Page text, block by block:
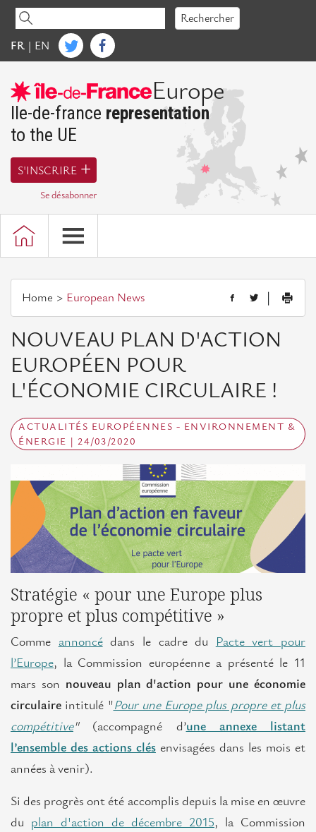
Accéder
contenu
Rechercher
FR | EN
Europe
Ile-de-france representation
to the UE
S'INSCRIRE
Se désabonner
Home European News
NOUVEAU PLAN D'ACTION
EUROPÉEN POUR
L'ÉCONOMIE CIRCULAIRE !
ACTUALITÉS EUROPÉENNES - ENVIRONNEMENT &
ÉNERGIE | 24/03/2020
Stratégie « pour une Europe plus
propre et plus compétitive »
Comme annoncédans le cadre du
Pacte vert pour
l’Europe, la Commission européenne a présenté le 11
mars son nouveau plan d'action pour une économie
circulaire intitulé "Pour une Europe plus propre et plus
compétitive" (accompagné d’une annexe listant
l’ensemble des actions clés envisagées dans les mois et
années à venir).
Si des progrès ont été accomplis depuis la mise en œuvre
du plan d'action de décembre 2015, la Commission
Ile-de-France Europe
Words
of
President
Presentation
of
representation
of
Missions
Board,
Management
Board
and
General
Assembly
European News
Opportunities
for
Projects
Consultations
Events
Events
France
in